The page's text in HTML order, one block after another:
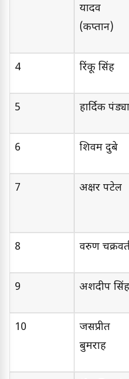
यादव
(कप्तान)
4 रिंकू सिंह
5 हार्दिक पंड्या
6 शिवम दुबे
7 अक्षर पटेल
8 वरुण
9 अर्शदीप सिंह
10
जसप्रीत
बुमराह